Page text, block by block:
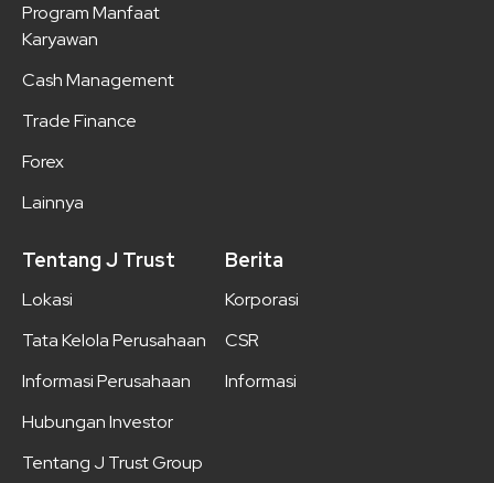
Program Manfaat
Karyawan
Cash Management
Trade Finance
Forex
Lainnya
Tentang J Trust
Lokasi
Tata Kelola Perusahaan
Informasi Perusahaan
Hubungan Investor
Tentang J Trust Group
Berita
Korporasi
CSR
Informasi